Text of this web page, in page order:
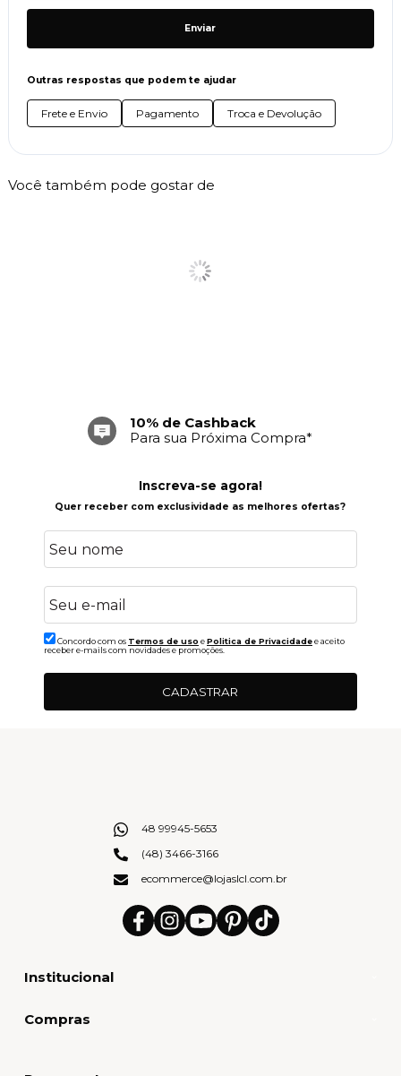
Enviar
Outras respostas que podem te ajudar
Frete e Envio Pagamento Troca e Devolução
Você também pode gostar de
10% de Cashback
Para sua Próxima Compra*
Inscreva-se agora!
Quer receber com exclusividade as melhores ofertas?
Concordo com os Termos de uso ePolitica de Privacidadee aceito
receber e-mails com novidades e promoções.
CADASTRAR
Institucional
Compras
48 99945-5653
(48) 3466-3166
ecommerce@lojaslcl.com.br